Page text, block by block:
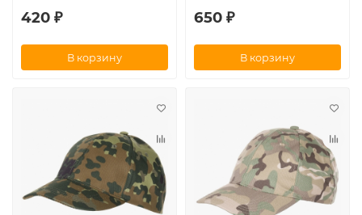
420 ₽
В корзину
650 ₽
В корзину